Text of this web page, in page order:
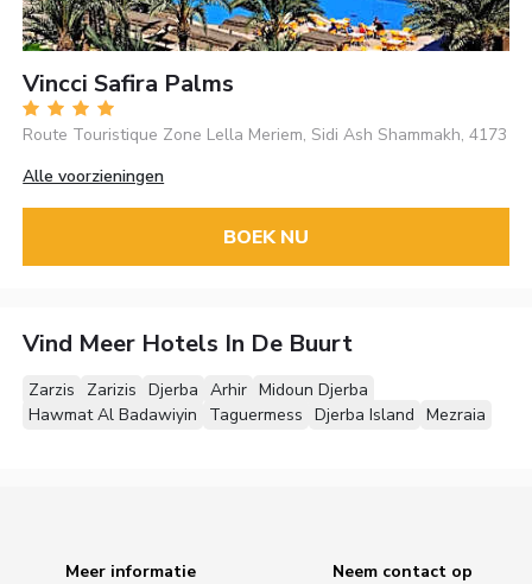
Vincci Safira Palms
Route Touristique Zone Lella Meriem, Sidi Ash Shammakh, 4173
Alle voorzieningen
BOEK NU
Vind Meer Hotels In De Buurt
Zarzis Zarizis Djerba Arhir Midoun Djerba
Hawmat Al Badawiyin
Taguermess Djerba Island Mezraia
Meer informatie
Neem contact op